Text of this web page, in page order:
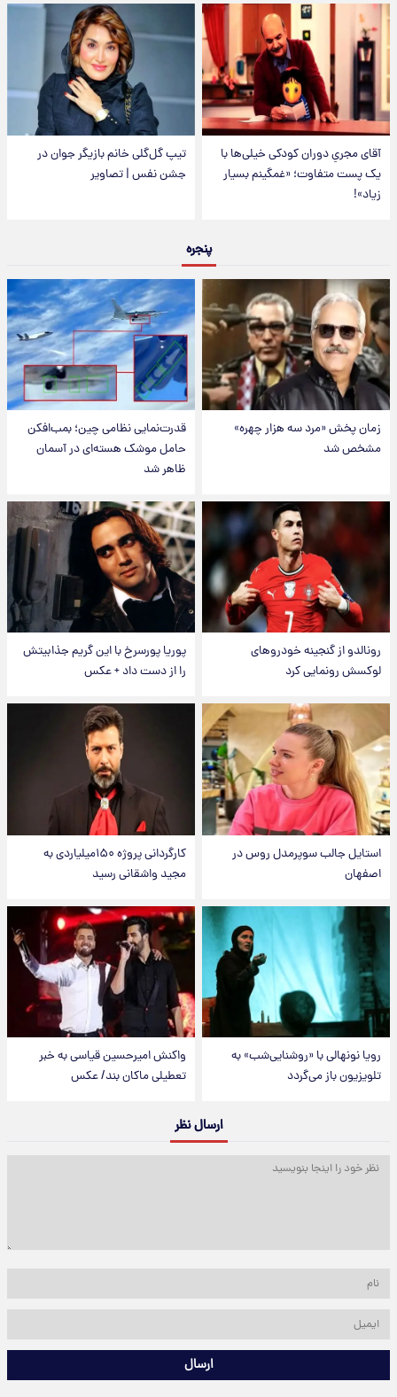
آقای مجریِ دوران کودکی خیلی‌ها با
یک پست متفاوت؛ «غمگینم بسیار
زیاد»!
تیپ گل‌گلی خانم بازیگر جوان در
جشن نفس | تصاویر
پنجره
زمان پخش «مرد سه هزار چهره»
مشخص شد
قدرت‌نمایی نظامی چین؛ بمب‌افکن
حامل موشک هسته‌ای در آسمان
ظاهر شد
رونالدو از گنجینه خودروهای
لوکسش رونمایی کرد
پوریا پورسرخ با این گریم جذابیتش
را از دست داد + عکس
استایل جالب سوپرمدل روس در
اصفهان
کارگردانی پروژه ۱۵۰میلیاردی به
مجید واشقانی رسید
رویا نونهالی با «روشنایی‌شب» به
تلویزیون باز می‌گردد
واکنش امیرحسین قیاسی به خبر
تعطیلی ماکان بند/ عکس
ارسال نظر
ارسال